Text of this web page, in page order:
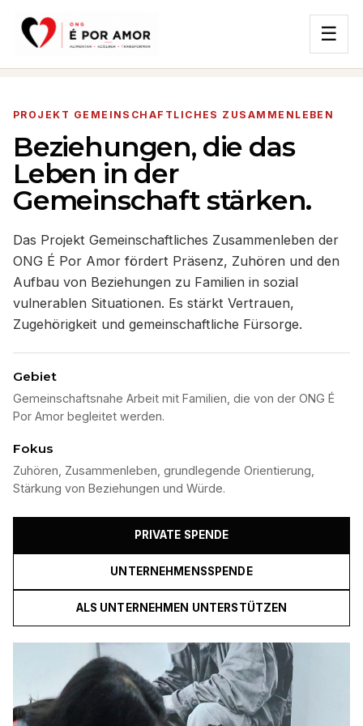
☰
PROJEKT GEMEINSCHAFTLICHES ZUSAMMENLEBEN
Beziehungen, die das
Leben in der
Gemeinschaft stärken.
Das Projekt Gemeinschaftliches Zusammenleben der
ONG É Por Amor fördert Präsenz, Zuhören und den
Aufbau von Beziehungen zu Familien in sozial
vulnerablen Situationen. Es stärkt Vertrauen,
Zugehörigkeit und gemeinschaftliche Fürsorge.
Gebiet
Gemeinschaftsnahe Arbeit mit Familien, die von der ONG É
Por Amor begleitet werden.
Fokus
Zuhören, Zusammenleben, grundlegende Orientierung,
Stärkung von Beziehungen und Würde.
PRIVATE SPENDE
UNTERNEHMENSSPENDE
ALS UNTERNEHMEN UNTERSTÜTZEN